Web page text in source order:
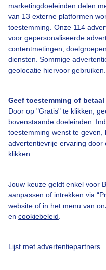
marketingdoeleinden delen
van 13 externe platformen
toestemming. Onze 114
voor gepersonaliseerde
contentmetingen,
diensten. Sommige
geolocatie hiervoor gebruiken.
Geef toestemming of
Door op "Gratis" te klikken,
bovenstaande doeleinden.
toestemming wenst te geven,
advertentievrije ervaring door
klikken.
Jouw keuze geldt enkel voor
aanpassen of intrekken via
website of in het menu van
en cookiebeleid
Lijst met advertentiepartners
Over Buienradar
Bedrijfsgegevens
Contact
Toegankelijkheid
Gebruikersvoorwaarden
Adverteren
Privacy beleid
Cookie beleid